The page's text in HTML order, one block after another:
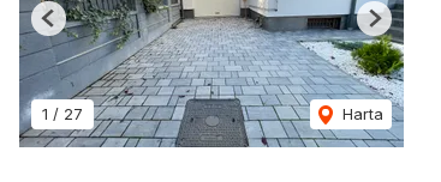
1 / 27 Harta
Previous Next